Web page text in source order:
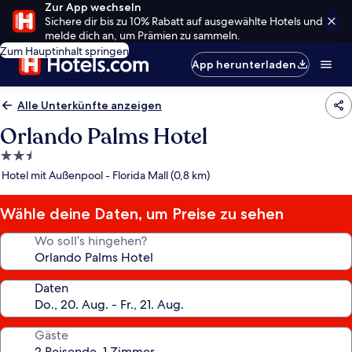
Zur App wechseln
Sichere dir bis zu 10% Rabatt auf ausgewählte Hotels und
melde dich an, um Prämien zu sammeln.
Zum Hauptinhalt springen
App herunterladen
Alle Unterkünfte anzeigen
Orlando Palms Hotel
2.5-
Sterne-
Hotel mit Außenpool - Florida Mall (0,8 km)
Wähle deine Daten, um Preise zu sehen
Wo soll’s hingehen?
Daten
Gäste